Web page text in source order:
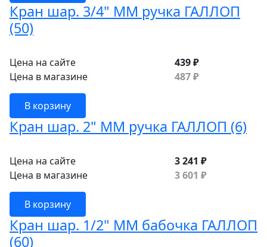
Кран шар. 3/4" ММ ручка ГАЛЛОП
(50)
Цена на сайте
439 ₽
Цена в магазине
487 ₽
В корзину
Кран шар. 2" ММ ручка ГАЛЛОП (6)
Цена на сайте
3 241 ₽
Цена в магазине
3 601 ₽
В корзину
Кран шар. 1/2" ММ бабочка ГАЛЛОП
(60)